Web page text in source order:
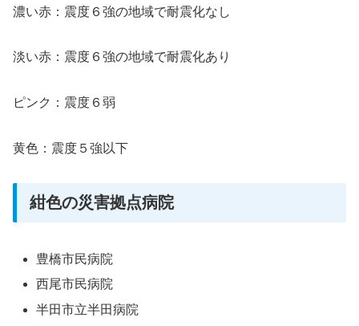
濃い赤：震度６強の地域で耐震化なし
淡い赤：震度６強の地域で耐震化あり
ピンク：震度６弱
黄色：震度５強以下
紺色の災害拠点病院
豊橋市民病院
西尾市民病院
半田市立半田病院